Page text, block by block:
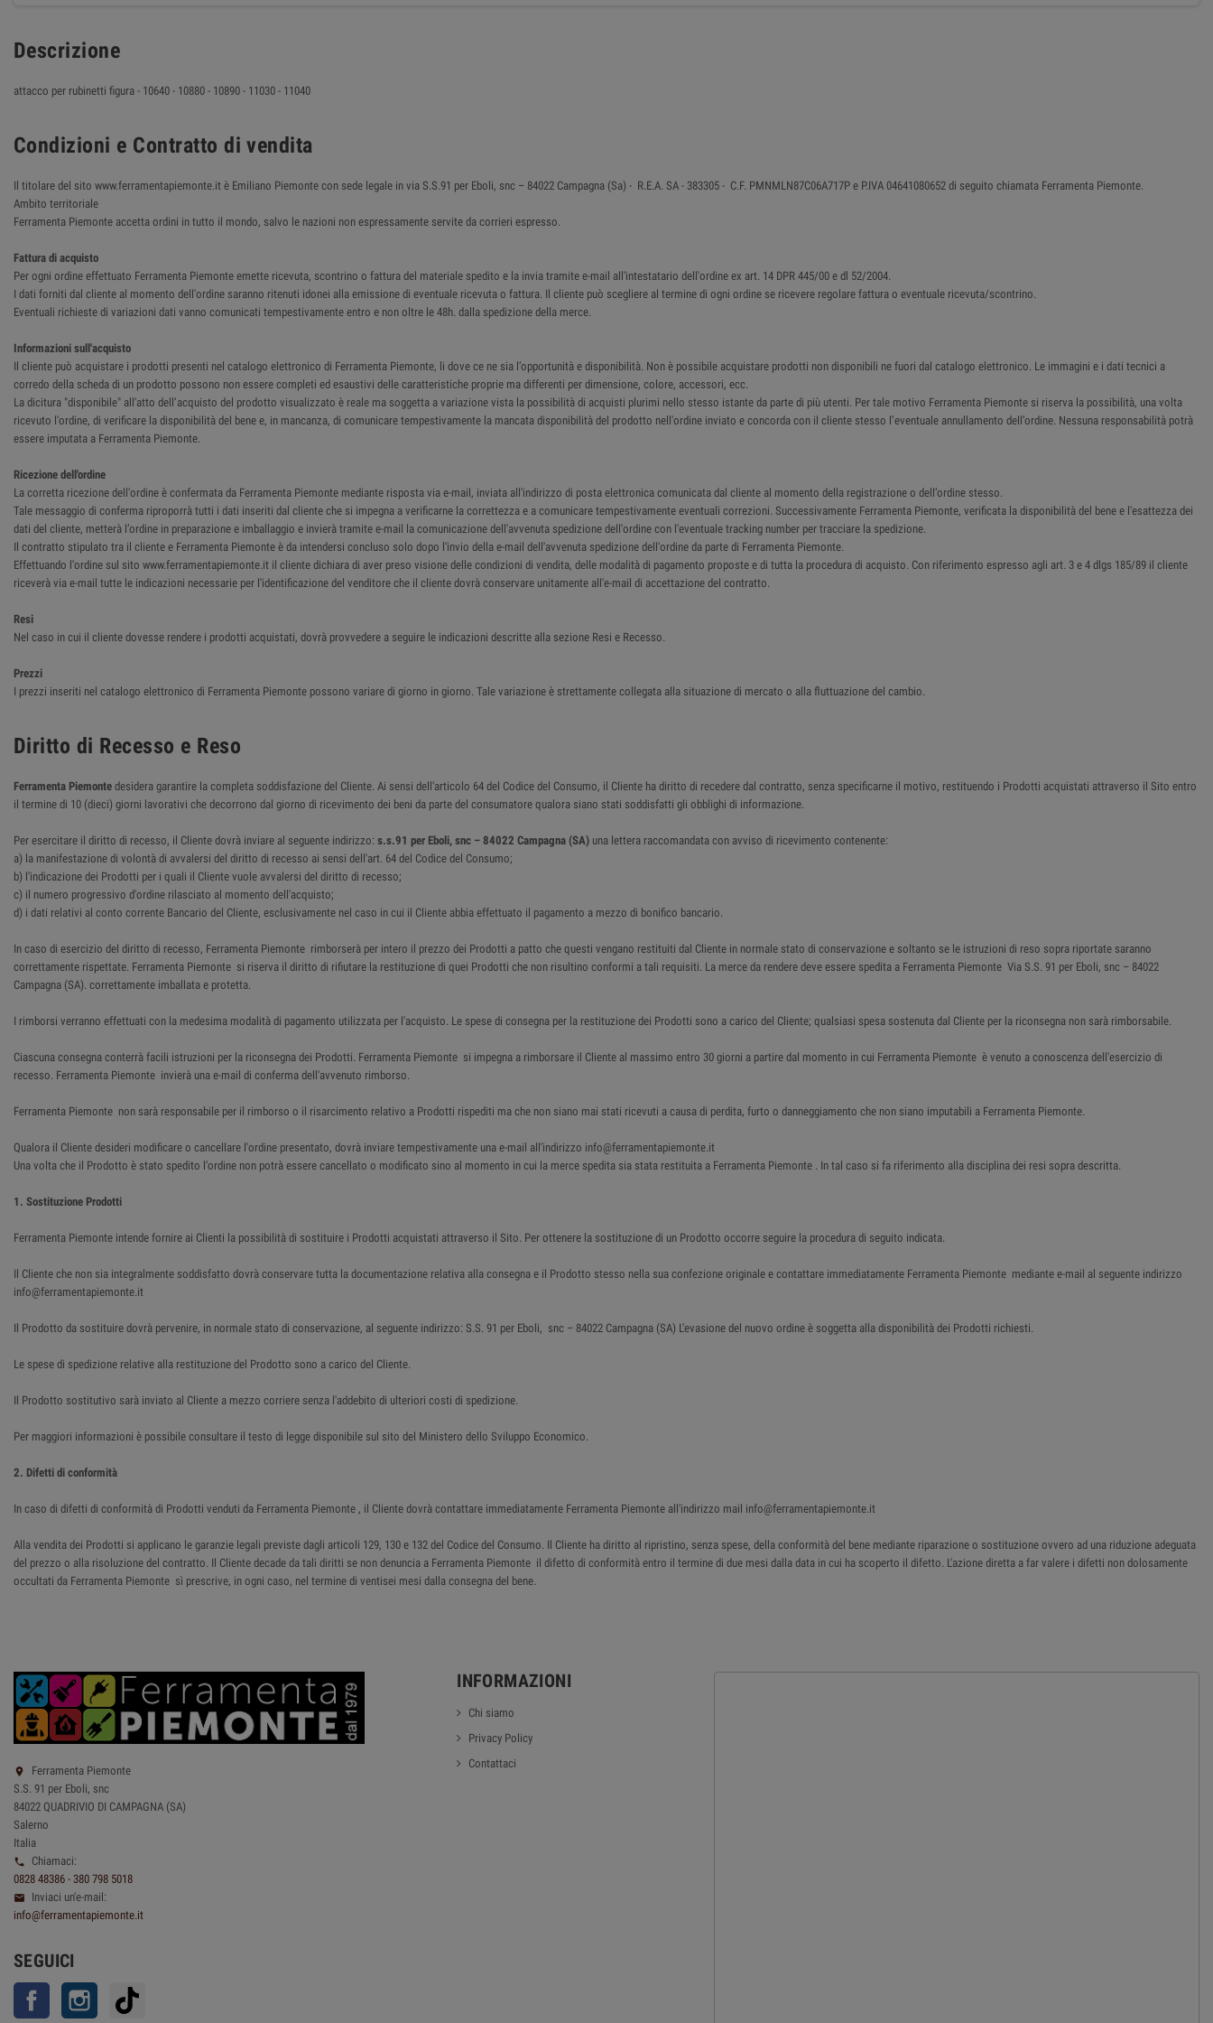
Descrizione
attacco per rubinetti figura - 10640 - 10880 - 10890 - 11030 - 11040
Condizioni e Contratto di vendita
Il titolare del sito www.ferramentapiemonte.it è Emiliano Piemonte con sede legale in via S.S.91 per Eboli, snc – 84022 Campagna (Sa) - R.E.A. SA - 383305 - C.F. PMNMLN87C06A717P e P.IVA 04641080652 di seguito chiamata Ferramenta Piemonte.
Ambito territoriale
Ferramenta Piemonte accetta ordini in tutto il mondo, salvo le nazioni non espressamente servite da corrieri espresso.
Fattura di acquisto
Per ogni ordine effettuato Ferramenta Piemonte emette ricevuta, scontrino o fattura del materiale spedito e la invia tramite e-mail all'intestatario dell'ordine ex art. 14 DPR 445/00 e dl 52/2004.
I dati forniti dal cliente al momento dell'ordine saranno ritenuti idonei alla emissione di eventuale ricevuta o fattura. Il cliente può scegliere al termine di ogni ordine se ricevere regolare fattura o eventuale ricevuta/scontrino.
Eventuali richieste di variazioni dati vanno comunicati tempestivamente entro e non oltre le 48h. dalla spedizione della merce.
Informazioni sull'acquisto
Il cliente può acquistare i prodotti presenti nel catalogo elettronico di Ferramenta Piemonte, li dove ce ne sia l’opportunità e disponibilità. Non è possibile acquistare prodotti non disponibili ne fuori dal catalogo elettronico. Le immagini e i dati tecnici a
corredo della scheda di un prodotto possono non essere completi ed esaustivi delle caratteristiche proprie ma differenti per dimensione, colore, accessori, ecc.
La dicitura "disponibile" all'atto dell’acquisto del prodotto visualizzato è reale ma soggetta a variazione vista la possibilità di acquisti plurimi nello stesso istante da parte di più utenti. Per tale motivo Ferramenta Piemonte si riserva la possibilità, una volta
ricevuto l'ordine, di verificare la disponibilità del bene e, in mancanza, di comunicare tempestivamente la mancata disponibilità del prodotto nell'ordine inviato e concorda con il cliente stesso l’eventuale annullamento dell’ordine. Nessuna responsabilità potrà
essere imputata a Ferramenta Piemonte.
Ricezione dell'ordine
La corretta ricezione dell'ordine è confermata da Ferramenta Piemonte mediante risposta via e-mail, inviata all'indirizzo di posta elettronica comunicata dal cliente al momento della registrazione o dell’ordine stesso.
Tale messaggio di conferma riproporrà tutti i dati inseriti dal cliente che si impegna a verificarne la correttezza e a comunicare tempestivamente eventuali correzioni. Successivamente Ferramenta Piemonte, verificata la disponibilità del bene e l'esattezza dei
dati del cliente, metterà l’ordine in preparazione e imballaggio e invierà tramite e-mail la comunicazione dell'avvenuta spedizione dell'ordine con l'eventuale tracking number per tracciare la spedizione.
Il contratto stipulato tra il cliente e Ferramenta Piemonte è da intendersi concluso solo dopo l'invio della e-mail dell'avvenuta spedizione dell'ordine da parte di Ferramenta Piemonte.
Effettuando l'ordine sul sito www.ferramentapiemonte.it il cliente dichiara di aver preso visione delle condizioni di vendita, delle modalità di pagamento proposte e di tutta la procedura di acquisto. Con riferimento espresso agli art. 3 e 4 dlgs 185/89 il cliente
riceverà via e-mail tutte le indicazioni necessarie per l'identificazione del venditore che il cliente dovrà conservare unitamente all'e-mail di accettazione del contratto.
Resi
Nel caso in cui il cliente dovesse rendere i prodotti acquistati, dovrà provvedere a seguire le indicazioni descritte alla sezione Resi e Recesso.
Prezzi
I prezzi inseriti nel catalogo elettronico di Ferramenta Piemonte possono variare di giorno in giorno. Tale variazione è strettamente collegata alla situazione di mercato o alla fluttuazione del cambio.
Diritto di Recesso e Reso
Ferramenta Piemonte desidera garantire la completa soddisfazione del Cliente. Ai sensi dell'articolo 64 del Codice del Consumo, il Cliente ha diritto di recedere dal contratto, senza specificarne il motivo, restituendo i Prodotti acquistati attraverso il Sito entro
il termine di 10 (dieci) giorni lavorativi che decorrono dal giorno di ricevimento dei beni da parte del consumatore qualora siano stati soddisfatti gli obblighi di informazione.
Per esercitare il diritto di recesso, il Cliente dovrà inviare al seguente indirizzo: s.s.91 per Eboli, snc – 84022 Campagna (SA) una lettera raccomandata con avviso di ricevimento contenente:
a) la manifestazione di volontà di avvalersi del diritto di recesso ai sensi dell'art. 64 del Codice del Consumo;
b) l'indicazione dei Prodotti per i quali il Cliente vuole avvalersi del diritto di recesso;
c) il numero progressivo d'ordine rilasciato al momento dell'acquisto;
d) i dati relativi al conto corrente Bancario del Cliente, esclusivamente nel caso in cui il Cliente abbia effettuato il pagamento a mezzo di bonifico bancario.
In caso di esercizio del diritto di recesso, Ferramenta Piemonte rimborserà per intero il prezzo dei Prodotti a patto che questi vengano restituiti dal Cliente in normale stato di conservazione e soltanto se le istruzioni di reso sopra riportate saranno
correttamente rispettate. Ferramenta Piemonte si riserva il diritto di rifiutare la restituzione di quei Prodotti che non risultino conformi a tali requisiti. La merce da rendere deve essere spedita a Ferramenta Piemonte Via S.S. 91 per Eboli, snc – 84022
Campagna (SA). correttamente imballata e protetta.
I rimborsi verranno effettuati con la medesima modalità di pagamento utilizzata per l'acquisto. Le spese di consegna per la restituzione dei Prodotti sono a carico del Cliente; qualsiasi spesa sostenuta dal Cliente per la riconsegna non sarà rimborsabile.
Ciascuna consegna conterrà facili istruzioni per la riconsegna dei Prodotti. Ferramenta Piemonte si impegna a rimborsare il Cliente al massimo entro 30 giorni a partire dal momento in cui Ferramenta Piemonte è venuto a conoscenza dell'esercizio di
recesso. Ferramenta Piemonte invierà una e-mail di conferma dell'avvenuto rimborso.
Ferramenta Piemonte non sarà responsabile per il rimborso o il risarcimento relativo a Prodotti rispediti ma che non siano mai stati ricevuti a causa di perdita, furto o danneggiamento che non siano imputabili a Ferramenta Piemonte.
Qualora il Cliente desideri modificare o cancellare l'ordine presentato, dovrà inviare tempestivamente una e-mail all'indirizzo info@ferramentapiemonte.it
Una volta che il Prodotto è stato spedito l'ordine non potrà essere cancellato o modificato sino al momento in cui la merce spedita sia stata restituita a Ferramenta Piemonte . In tal caso si fa riferimento alla disciplina dei resi sopra descritta.
1. Sostituzione Prodotti
Ferramenta Piemonte intende fornire ai Clienti la possibilità di sostituire i Prodotti acquistati attraverso il Sito. Per ottenere la sostituzione di un Prodotto occorre seguire la procedura di seguito indicata.
Il Cliente che non sia integralmente soddisfatto dovrà conservare tutta la documentazione relativa alla consegna e il Prodotto stesso nella sua confezione originale e contattare immediatamente Ferramenta Piemonte mediante e-mail al seguente indirizzo
info@ferramentapiemonte.it
Il Prodotto da sostituire dovrà pervenire, in normale stato di conservazione, al seguente indirizzo: S.S. 91 per Eboli, snc – 84022 Campagna (SA) L'evasione del nuovo ordine è soggetta alla disponibilità dei Prodotti richiesti.
Le spese di spedizione relative alla restituzione del Prodotto sono a carico del Cliente.
Il Prodotto sostitutivo sarà inviato al Cliente a mezzo corriere senza l'addebito di ulteriori costi di spedizione.
Per maggiori informazioni è possibile consultare il testo di legge disponibile sul sito del Ministero dello Sviluppo Economico.
2. Difetti di conformità
In caso di difetti di conformità di Prodotti venduti da Ferramenta Piemonte , il Cliente dovrà contattare immediatamente Ferramenta Piemonte all'indirizzo mail info@ferramentapiemonte.it
Alla vendita dei Prodotti si applicano le garanzie legali previste dagli articoli 129, 130 e 132 del Codice del Consumo. Il Cliente ha diritto al ripristino, senza spese, della conformità del bene mediante riparazione o sostituzione ovvero ad una riduzione adeguata
del prezzo o alla risoluzione del contratto. Il Cliente decade da tali diritti se non denuncia a Ferramenta Piemonte il difetto di conformità entro il termine di due mesi dalla data in cui ha scoperto il difetto. L'azione diretta a far valere i difetti non dolosamente
occultati da Ferramenta Piemonte sì prescrive, in ogni caso, nel termine di ventisei mesi dalla consegna del bene.

Ferramenta Piemonte
S.S. 91 per Eboli, snc
84022 QUADRIVIO DI CAMPAGNA (SA)
Salerno
Italia

Chiamaci:
0828 48386 - 380 798 5018

Inviaci un'e-mail:
info@ferramentapiemonte.it
SEGUICI
Facebook Instagram
INFORMAZIONI
Chi siamo
Privacy Policy
Contattaci